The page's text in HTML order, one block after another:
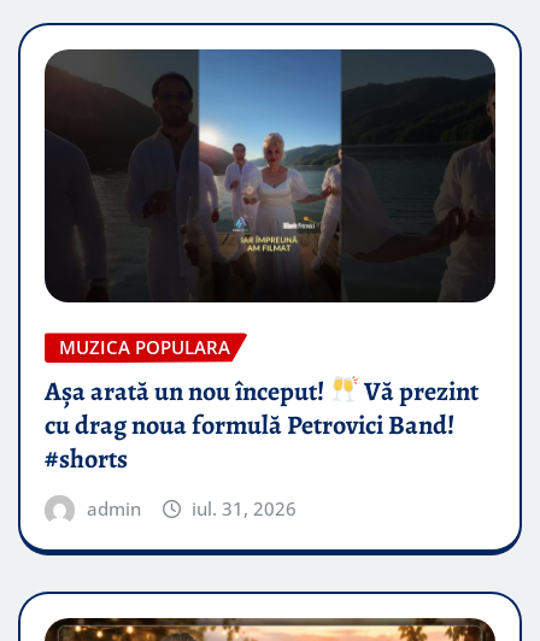
MUZICA POPULARA
Așa arată un nou început!
Vă prezint
cu drag noua formulă Petrovici Band!
#shorts
admin iul. 31, 2026